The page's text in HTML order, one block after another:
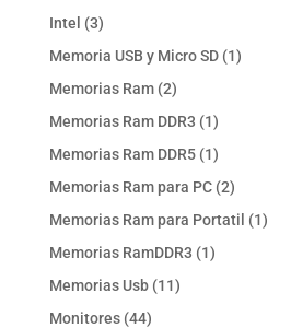
Intel 33
productos
Memoria USB y Micro SD 11
Memorias Ram 22
productos
Memorias Ram DDR3 11
producto
Memorias Ram DDR5 11
producto
Memorias Ram para PC 22
productos
Memorias Ram para Portatil 11
Memorias RamDDR3 11
Memorias Usb 1111
Monitores 4444